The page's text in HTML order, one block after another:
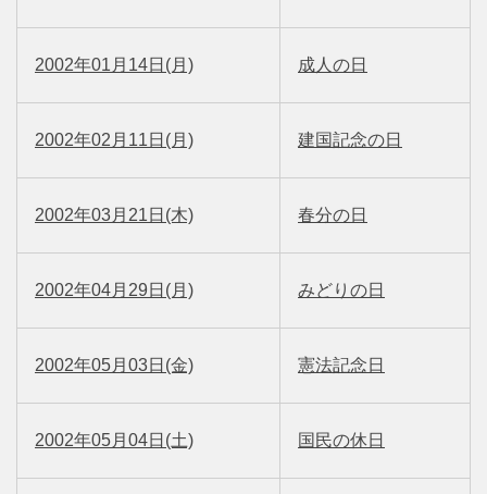
2002年01月14日(月) 成人の日
2002年02月11日(月) 建国記念の日
2002年03月21日(木) 春分の日
2002年04月29日(月) みどりの日
2002年05月03日(金) 憲法記念日
2002年05月04日(土) 国民の休日